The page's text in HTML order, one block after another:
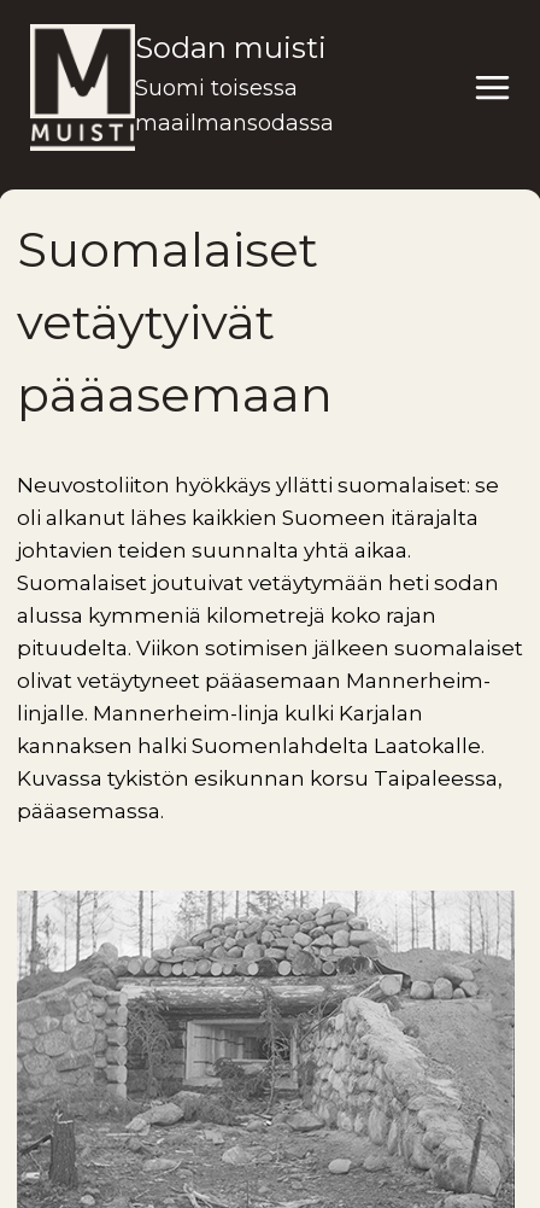
sisältöön
Sodan muisti
Suomi toisessa
maailmansodassa
Suomalaiset
vetäytyivät
pääasemaan
Neuvostoliiton hyökkäys yllätti suomalaiset: se
oli alkanut lähes kaikkien Suomeen itärajalta
johtavien teiden suunnalta yhtä aikaa.
Suomalaiset joutuivat vetäytymään heti sodan
alussa kymmeniä kilometrejä koko rajan
pituudelta. Viikon sotimisen jälkeen suomalaiset
olivat vetäytyneet pääasemaan Mannerheim-
linjalle. Mannerheim-linja kulki Karjalan
kannaksen halki Suomenlahdelta Laatokalle.
Kuvassa tykistön esikunnan korsu Taipaleessa,
pääasemassa.